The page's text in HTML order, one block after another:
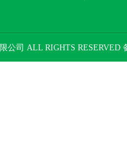
公司 ALL RIGHTS RESERVED